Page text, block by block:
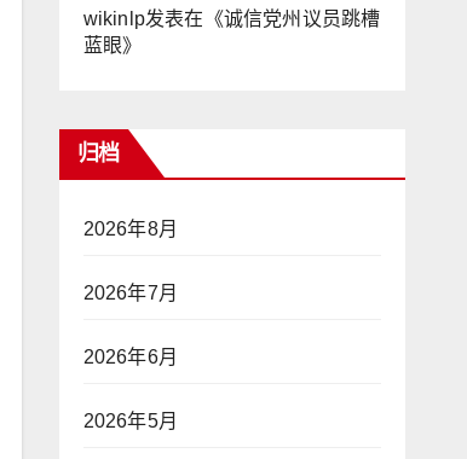
wikinlp发表在《诚信党州议员跳槽
蓝眼》
归档
2026年8月
2026年7月
2026年6月
2026年5月